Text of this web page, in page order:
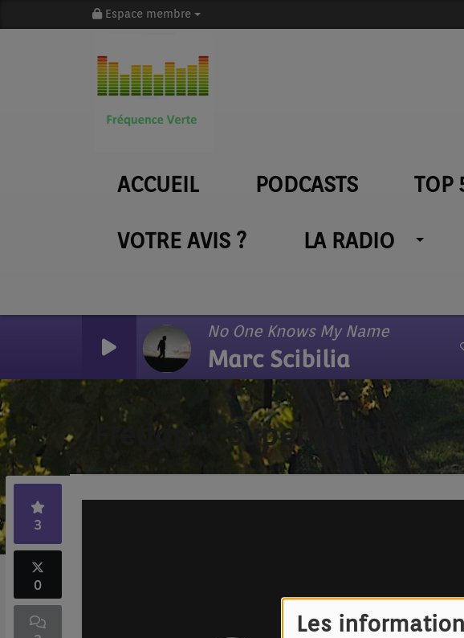
Les
Espace membre
ACCUEIL PODCASTS TOP
VOTRE AVIS ? LA RADIO
No One Knows My Name
Marc Scibilia
Fredom - Supermarché
3
0